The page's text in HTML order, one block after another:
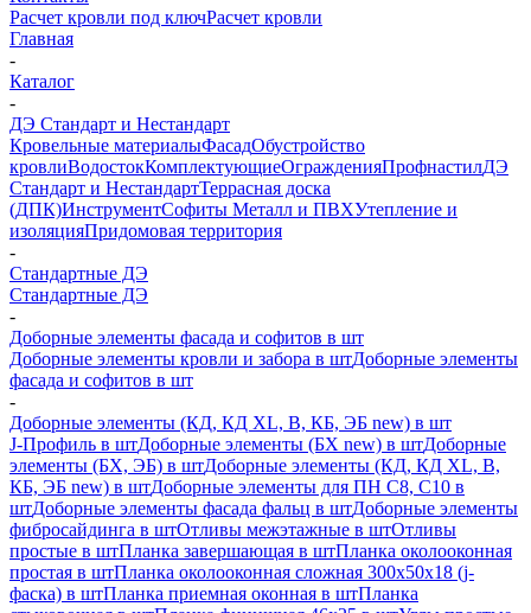
Расчет кровли под ключРасчет кровли
Главная
-
Каталог
-
ДЭ Стандарт и Нестандарт
Кровельные материалыФасадОбустройство
кровлиВодостокКомплектующиеОгражденияПрофнастилДЭ
Стандарт и НестандартТеррасная доска
(ДПК)ИнструментСофиты Металл и ПВХУтепление и
изоляцияПридомовая территория
-
Стандартные ДЭ
Стандартные ДЭ
-
Доборные элементы фасада и софитов в шт
Доборные элементы кровли и забора в штДоборные элементы
фасада и софитов в шт
-
Доборные элементы (КД, КД XL, В, КБ, ЭБ new) в шт
J-Профиль в штДоборные элементы (БХ new) в штДоборные
элементы (БХ, ЭБ) в штДоборные элементы (КД, КД XL, В,
КБ, ЭБ new) в штДоборные элементы для ПН С8, С10 в
штДоборные элементы фасада фальц в штДоборные элементы
фибросайдинга в штОтливы межэтажные в штОтливы
простые в штПланка завершающая в штПланка околооконная
простая в штПланка околооконная сложная 300х50х18 (j-
фаска) в штПланка приемная оконная в штПланка